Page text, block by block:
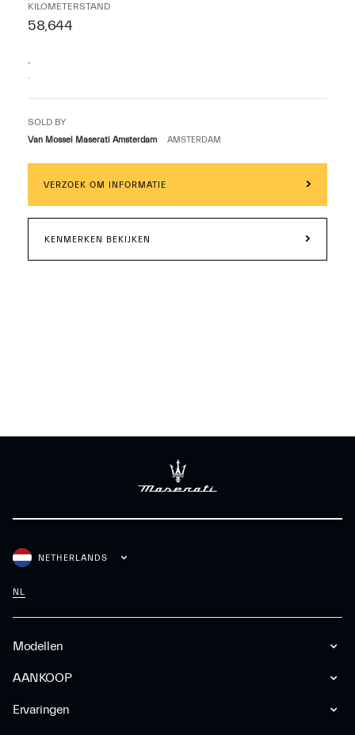
KILOMETERSTAND
58,644
.
.
SOLD BY
Van Mossel Maserati Amsterdam AMSTERDAM
VERZOEK OM INFORMATIE
KENMERKEN BEKIJKEN
Modellen
AANKOOP
Ervaringen
NETHERLANDS
NL